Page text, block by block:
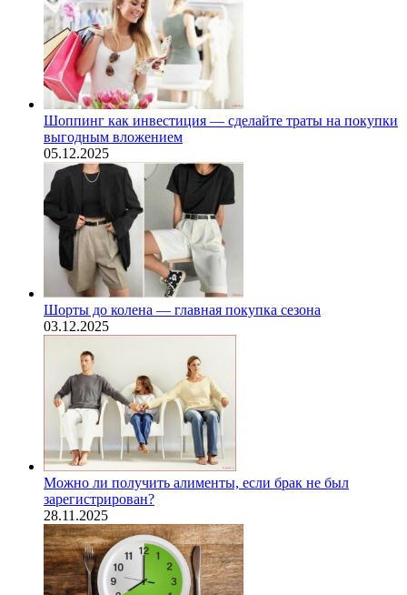
Шоппинг как инвестиция — сделайте траты на покупки
выгодным вложением
05.12.2025
Шорты до колена — главная покупка сезона
03.12.2025
Можно ли получить алименты, если брак не был
зарегистрирован?
28.11.2025